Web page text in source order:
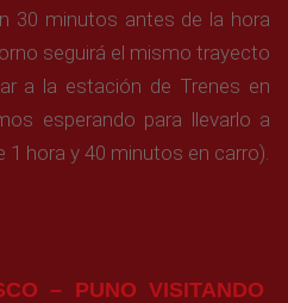
30 minutos antes de la hora
seguirá el mismo trayecto
a la estación de Trenes en
esperando para llevarlo a
1 hora y 40 minutos en carro).
– PUNO VISITANDO